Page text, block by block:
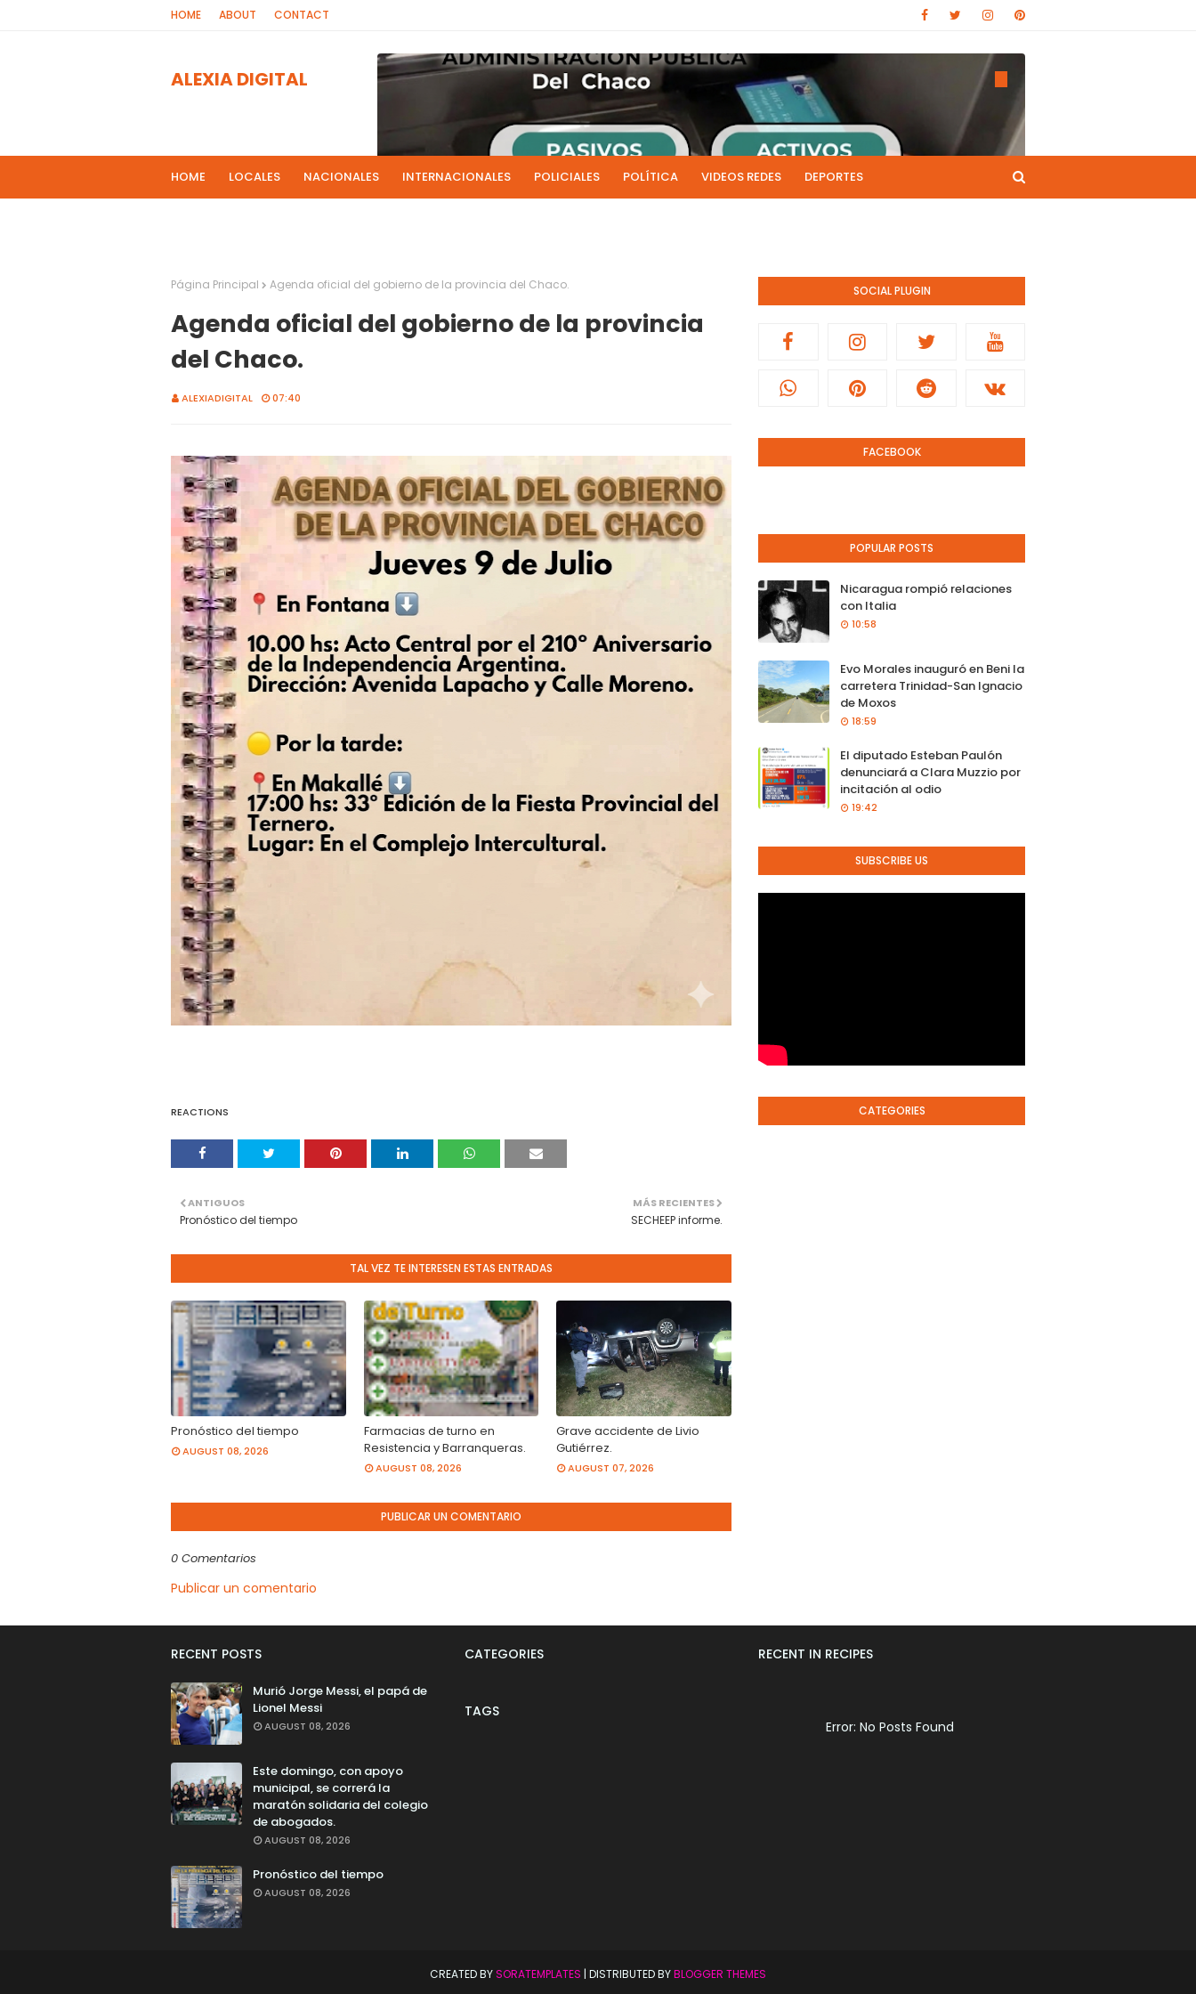
HOME ABOUT CONTACT
ALEXIA DIGITAL
HOME LOCALES NACIONALES INTERNACIONALES POLICIALES POLÍTICA VIDEOS REDES DEPORTES
Página Principal Agenda oficial del gobierno de la provincia del Chaco.
Agenda oficial del gobierno de la provincia
del Chaco.
ALEXIADIGITAL 07:40
REACTIONS
MÁS RECIENTES
SECHEEP informe.
ANTIGUOS
Pronóstico del tiempo
TAL VEZ TE INTERESEN ESTAS ENTRADAS
Pronóstico del tiempo
AUGUST 08, 2026
Farmacias de turno en
Resistencia y Barranqueras.
AUGUST 08, 2026
Grave accidente de Livio
Gutiérrez.
AUGUST 07, 2026
PUBLICAR UN COMENTARIO
0 Comentarios
Publicar un comentario
SOCIAL PLUGIN
FACEBOOK
POPULAR POSTS
Nicaragua rompió relaciones
con Italia
10:58
Evo Morales inauguró en Beni la
carretera Trinidad-San Ignacio
de Moxos
18:59
El diputado Esteban Paulón
denunciará a Clara Muzzio por
incitación al odio
19:42
SUBSCRIBE US
CATEGORIES
RECENT POSTS
Murió Jorge Messi, el papá de
Lionel Messi
AUGUST 08, 2026
Este domingo, con apoyo
municipal, se correrá la
maratón solidaria del colegio
de abogados.
AUGUST 08, 2026
Pronóstico del tiempo
AUGUST 08, 2026
CATEGORIES
TAGS
RECENT IN RECIPES
Error: No Posts Found
CREATED BYSORATEMPLATES | DISTRIBUTED BYBLOGGER THEMES